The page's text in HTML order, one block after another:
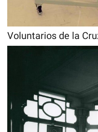
Voluntarios de la